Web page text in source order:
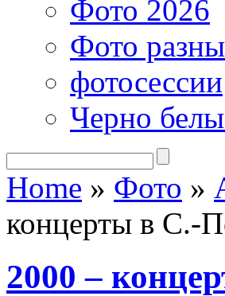
Фото 2026
Фото
фотосессии
Черно
Home » Фото »
концерты в С.-
2000 –